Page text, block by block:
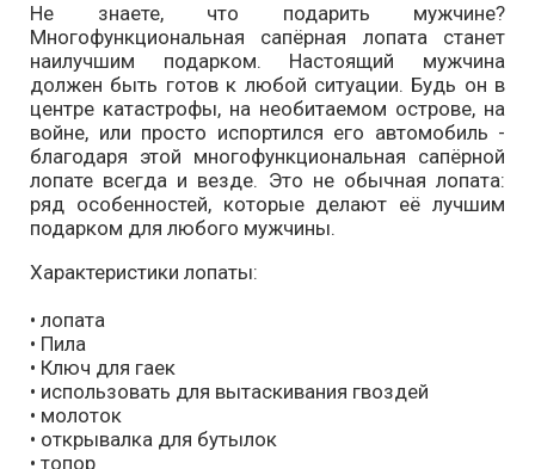
Не знаете, что подарить мужчине?
Многофункциональная сапёрная лопата станет
наилучшим подарком. Настоящий мужчина
должен быть готов к любой ситуации. Будь он в
центре катастрофы, на необитаемом острове, на
войне, или просто испортился его автомобиль -
благодаря этой многофункциональная сапёрной
лопате всегда и везде. Это не обычная лопата:
ряд особенностей, которые делают её лучшим
подарком для любого мужчины.
Характеристики лопаты:
• лопата
• Пила
• Ключ для гаек
• использовать для вытаскивания гвоздей
• молоток
• открывалка для бутылок
• топор